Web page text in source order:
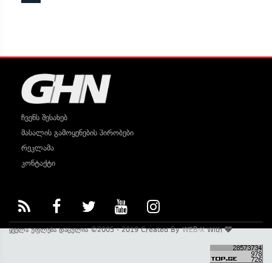
ჩვენს შესახებ
მასალის გამოყენების პირობები
რეკლამა
კონტაქტი
ყველა უფლება დაცულია ©2005 - 2019 Created ByWEB-XWith